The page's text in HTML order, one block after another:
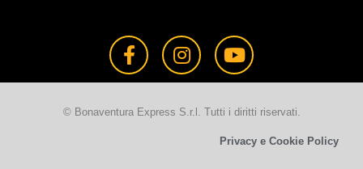
© Bonaventura Express S.r.l. Tutti i diritti riservati.
Privacy e Cookie Policy